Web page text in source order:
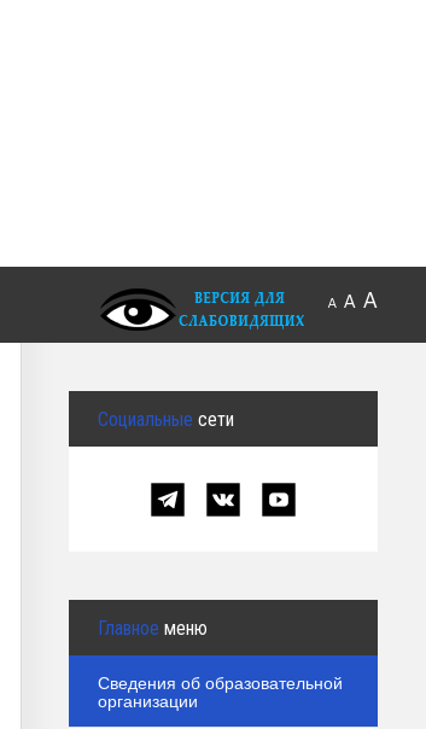
A A A
Социальные сети
Главное меню
Сведения об образовательной
организации